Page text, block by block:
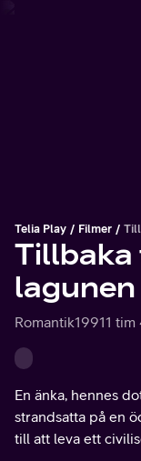
Telia Play Filmer
Tillbaka
lagunen
Romantik19911 tim
En änka, hennes
strandsatta på en
till att leva ett